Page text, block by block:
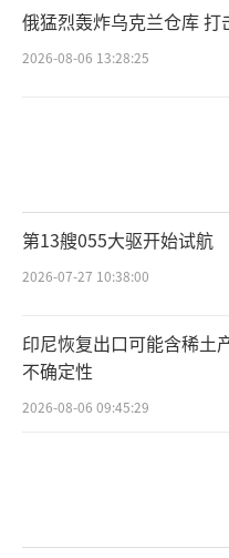
俄猛烈轰炸乌克兰仓库 打
2026-08-06 13:28:25
第13艘055大驱开始试航
2026-07-27 10:38:00
印尼恢复出口可能含稀土
不确定性
2026-08-06 09:45:29